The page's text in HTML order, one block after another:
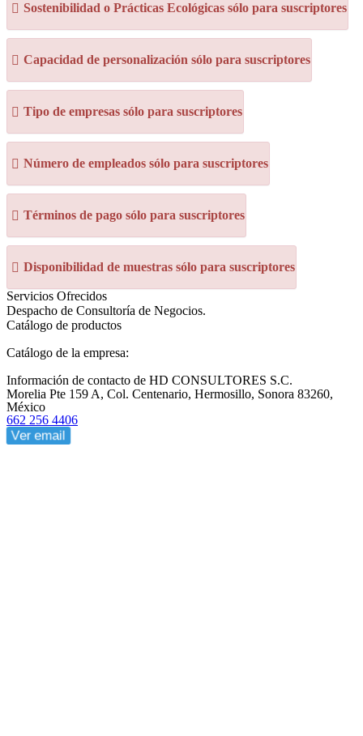
Sostenibilidad o Prácticas Ecológicas sólo para suscriptores
Capacidad de personalización sólo para suscriptores
Tipo de empresas sólo para suscriptores
Número de empleados sólo para suscriptores
Términos de pago sólo para suscriptores
Disponibilidad de muestras sólo para suscriptores
Servicios Ofrecidos
Despacho de Consultoría de Negocios.
Catálogo de productos
Catálogo de la empresa:
Información de contacto de HD CONSULTORES S.C.
Morelia Pte 159 A, Col. Centenario, Hermosillo, Sonora 83260,
México
662 256 4406
Ver email